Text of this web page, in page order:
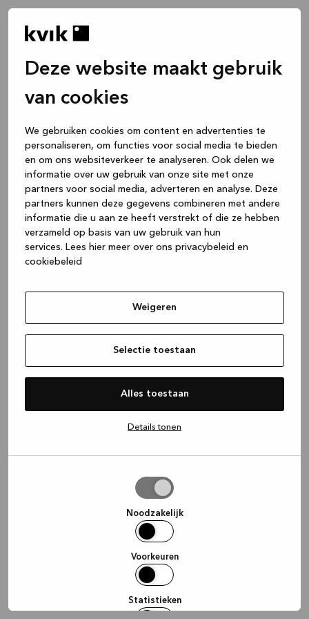
Deze website maakt gebruik
van cookies
We gebruiken cookies om content en advertenties te
personaliseren, om functies voor social media te bieden
en om ons websiteverkeer te analyseren. Ook delen we
informatie over uw gebruik van onze site met onze
partners voor social media, adverteren en analyse. Deze
partners kunnen deze gegevens combineren met andere
informatie die u aan ze heeft verstrekt of die ze hebben
verzameld op basis van uw gebruik van hun
services. Lees hier meer over ons privacybeleid en
cookiebeleid
Weigeren
Selectie toestaan
Alles toestaan
Details tonen
Noodzakelijk
Voorkeuren
Statistieken
(see the browser console for more
information).